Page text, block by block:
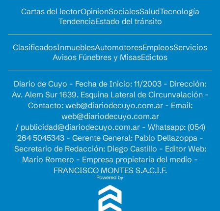
Cartas del lectorOpinionSocialesSaludTecnología
TendenciaEstado del tránsito
ClasificadosInmueblesAutomotoresEmpleosServicios
Avisos Fúnebres y MisasEdictos
Diario de Cuyo - Fecha de Inicio: 11/2003 - Dirección:
Av. Alem Sur 1639. Esquina Lateral de Circunvalación -
Contacto: web@diariodecuyo.com.ar- Email:
web@diariodecuyo.com.ar
/ publicidad@diariodecuyo.com.ar- Whatsapp: (054)
264 5045343 - Gerente General: Pablo Dellazoppa -
Secretario de Redacción: Diego Castillo - Editor Web:
Mario Romero - Empresa propietaria del medio -
FRANCISCO MONTES S.A.C.I.F.